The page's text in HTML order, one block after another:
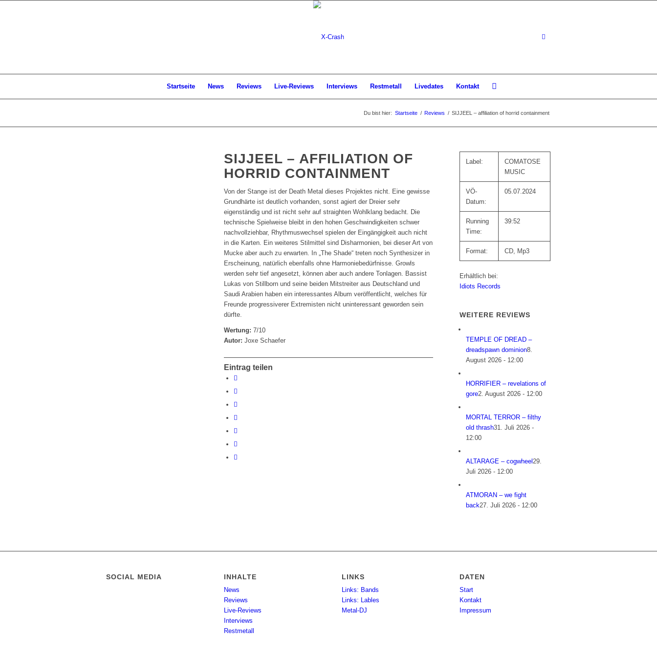
Startseite News Reviews Live-Reviews Interviews Restmetall Livedates Kontakt
Du bist hier: Startseite / Reviews / SIJJEEL – affiliation of horrid containment
SIJJEEL – AFFILIATION OF
HORRID CONTAINMENT
Von der Stange ist der Death Metal dieses Projektes nicht. Eine gewisse
Grundhärte ist deutlich vorhanden, sonst agiert der Dreier sehr
eigenständig und ist nicht sehr auf straighten Wohlklang bedacht. Die
technische Spielweise bleibt in den hohen Geschwindigkeiten schwer
nachvollziehbar, Rhythmuswechsel spielen der Eingängigkeit auch nicht
in die Karten. Ein weiteres Stilmittel sind Disharmonien, bei dieser Art von
Mucke aber auch zu erwarten. In „The Shade“ treten noch Synthesizer in
Erscheinung, natürlich ebenfalls ohne Harmoniebedürfnisse. Growls
werden sehr tief angesetzt, können aber auch andere Tonlagen. Bassist
Lukas von Stillborn und seine beiden Mitstreiter aus Deutschland und
Saudi Arabien haben ein interessantes Album veröffentlicht, welches für
Freunde progressiverer Extremisten nicht uninteressant geworden sein
dürfte.
Wertung: 7/10
Autor: Joxe Schaefer
Eintrag teilen
Label:
COMATOSE
MUSIC
VÖ-
Datum:
05.07.2024
Running
Time:
39:52
Format: CD, Mp3
Erhältlich bei:
Idiots Records
WEITERE REVIEWS
TEMPLE OF DREAD –
dreadspawn dominion8.
August 2026 - 12:00
HORRIFIER – revelations of
gore2. August 2026 - 12:00
MORTAL TERROR – filthy
old thrash31. Juli 2026 -
12:00
ALTARAGE – cogwheel29.
Juli 2026 - 12:00
ATMORAN – we fight
back27. Juli 2026 - 12:00
SOCIAL MEDIA INHALTE
News
Reviews
Live-Reviews
Interviews
Restmetall
LINKS
Links: Bands
Links: Lables
Metal-DJ
DATEN
Start
Kontakt
Impressum